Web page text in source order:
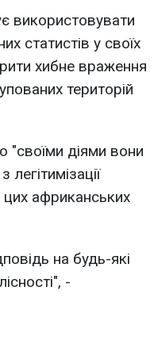
використовувати
статистів у своїх
хибне враження
територій
"своїми діями вони
африканських
на будь-які
-